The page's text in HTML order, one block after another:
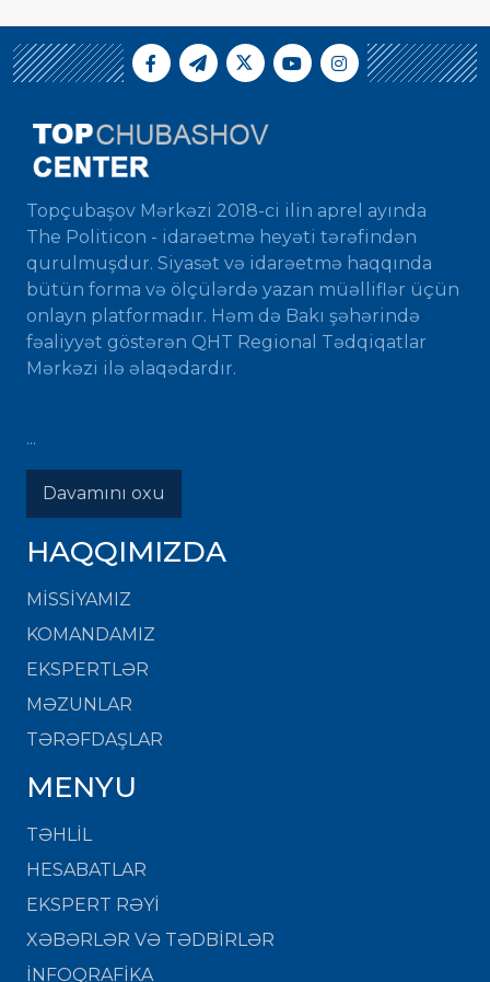
Topçubaşov Mərkəzi 2018-ci ilin aprel ayında
The Politicon - idarəetmə heyəti tərəfindən
qurulmuşdur. Siyasət və idarəetmə haqqında
bütün forma və ölçülərdə yazan müəlliflər üçün
onlayn platformadır. Həm də Bakı şəhərində
fəaliyyət göstərən QHT Regional Tədqiqatlar
Mərkəzi ilə əlaqədardır.
...
Davamını oxu
HAQQIMIZDA
MISSIYAMIZ
KOMANDAMIZ
EKSPERTLƏR
MƏZUNLAR
TƏRƏFDAŞLAR
MENYU
TƏHLİL
HESABATLAR
EKSPERT RƏYİ
XƏBƏRLƏR VƏ TƏDBİRLƏR
İNFOQRAFİKA